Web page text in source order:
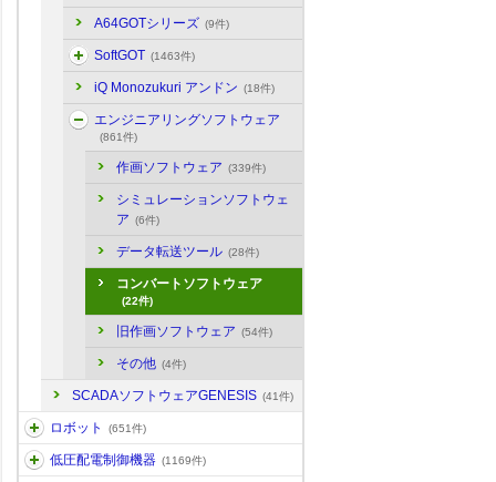
A64GOTシリーズ (9件)
SoftGOT (1463件)
iQ Monozukuri アンドン (18件)
エンジニアリングソフトウェア
(861件)
作画ソフトウェア (339件)
シミュレーションソフトウェ
ア (6件)
データ転送ツール (28件)
コンバートソフトウェア
(22件)
旧作画ソフトウェア (54件)
その他 (4件)
SCADAソフトウェアGENESIS (41件)
ロボット (651件)
低圧配電制御機器 (1169件)